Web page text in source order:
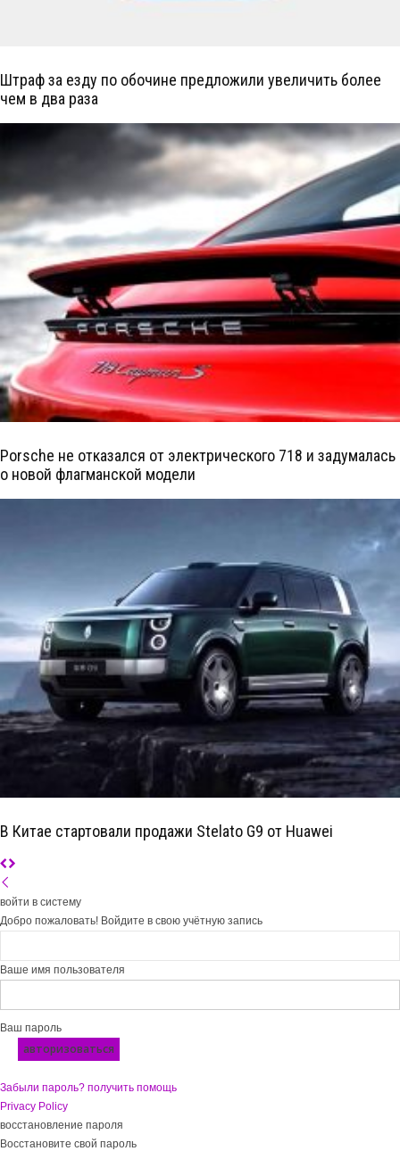
Штраф за езду по обочине предложили увеличить более
чем в два раза
Porsche не отказался от электрического 718 и задумалась
о новой флагманской модели
В Китае стартовали продажи Stelato G9 от Huawei
войти в систему
Добро пожаловать! Войдите в свою учётную запись
Ваше имя пользователя
Ваш пароль
Забыли пароль? получить помощь
Privacy Policy
восстановление пароля
Восстановите свой пароль